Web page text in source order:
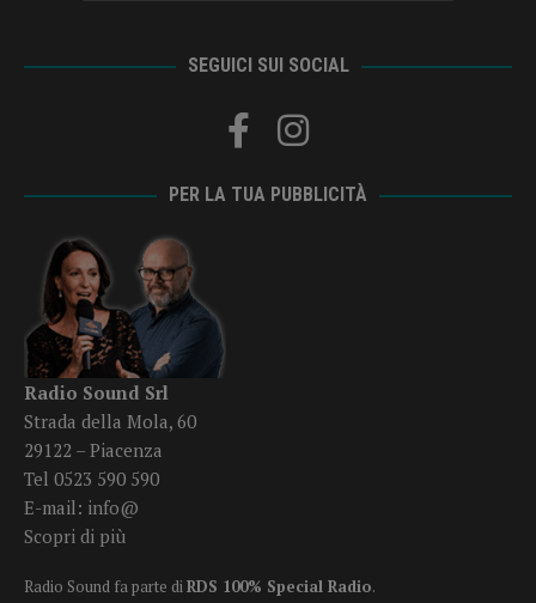
SEGUICI SUI SOCIAL
PER LA TUA PUBBLICITÀ
Radio Sound Srl
Strada della Mola, 60
29122 – Piacenza
Tel 0523 590 590
E-mail: info@
Scopri di più
Radio Sound fa parte diRDS 100% Special Radio.